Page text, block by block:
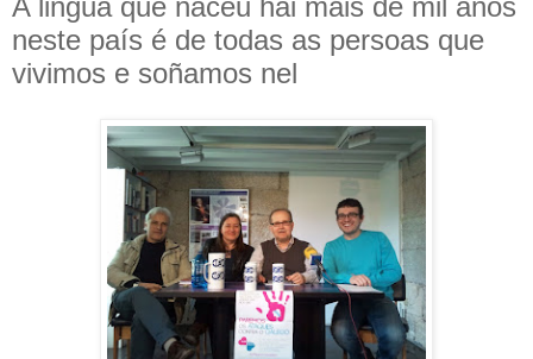
A lingua que naceu hai máis de mil anos
neste país é de todas as persoas que
vivimos e soñamos nel